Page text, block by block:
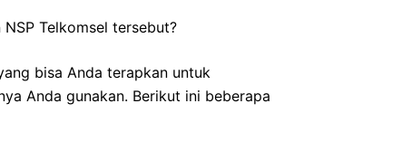
Telkomsel tersebut?
bisa Anda terapkan untuk
Anda gunakan. Berikut ini beberapa